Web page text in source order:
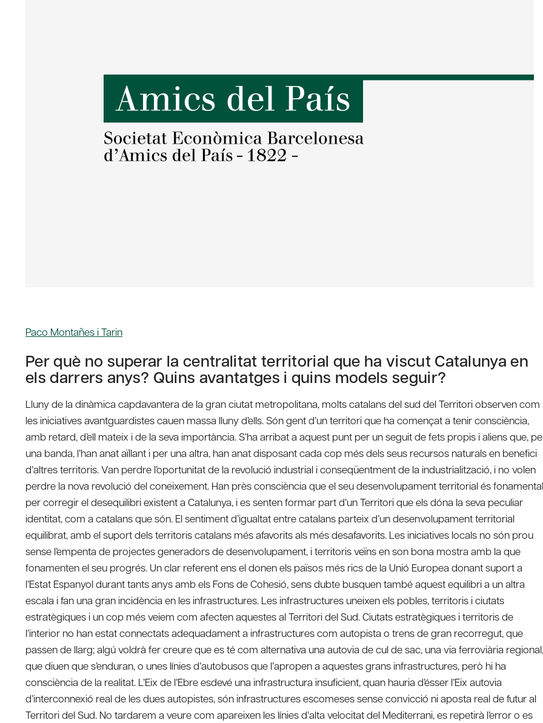
Paco Montañes i Tarin
Per què no superar la centralitat territorial que ha viscut Catalunya en
els darrers anys? Quins avantatges i quins models seguir?
Lluny de la dinàmica capdavantera de la gran ciutat metropolitana, molts catalans del sud del Territori observen com
les iniciatives avantguardistes cauen massa lluny d’ells. Són gent d’un territori que ha començat a tenir consciència,
amb retard, d’ell mateix i de la seva importància. S’ha arribat a aquest punt per un seguit de fets propis i aliens que,
una banda, l’han anat aïllant i per una altra, han anat disposant cada cop més dels seus recursos naturals en benefici
d’altres territoris. Van perdre l’oportunitat de la revolució industrial i conseqüentment de la industrialització, i no volen
perdre la nova revolució del coneixement. Han près consciència que el seu desenvolupament territorial és fonamental
per corregir el desequilibri existent a Catalunya, i es senten formar part d’un Territori que els dóna la seva peculiar
identitat, com a catalans que són. El sentiment d’igualtat entre catalans parteix d’un desenvolupament territorial
equilibrat, amb el suport dels territoris catalans més afavorits als més desafavorits. Les iniciatives locals no són prou
sense l’empenta de projectes generadors de desenvolupament, i territoris veïns en son bona mostra amb la que
fonamenten el seu progrés. Un clar referent ens el donen els països més rics de la Unió Europea donant suport a
l’Estat Espanyol durant tants anys amb els Fons de Cohesió, sens dubte busquen també aquest equilibri a un altra
escala i fan una gran incidència en les infrastructures. Les infrastructures uneixen els pobles, territoris i ciutats
estratègiques i un cop més veiem com afecten aquestes al Territori del Sud. Ciutats estratègiques i territoris de
l’interior no han estat connectats adequadament a infrastructures com autopista o trens de gran recorregut, que
passen de llarg; algú voldrà fer creure que es té com alternativa una autovia de cul de sac, una via ferroviària regional,
que diuen que s’enduran, o unes línies d’autobusos que l’apropen a aquestes grans infrastructures, però hi ha
consciència de la realitat. L’Eix de l’Ebre esdevé una infrastructura insuficient, quan hauria d’ésser l’Eix autovia
d’interconnexió real de les dues autopistes, són infrastructures escomeses sense convicció ni aposta real de futur al
Territori del Sud. No tardarem a veure com apareixen les línies d’alta velocitat del Mediterrani, es repetirà l’error o es